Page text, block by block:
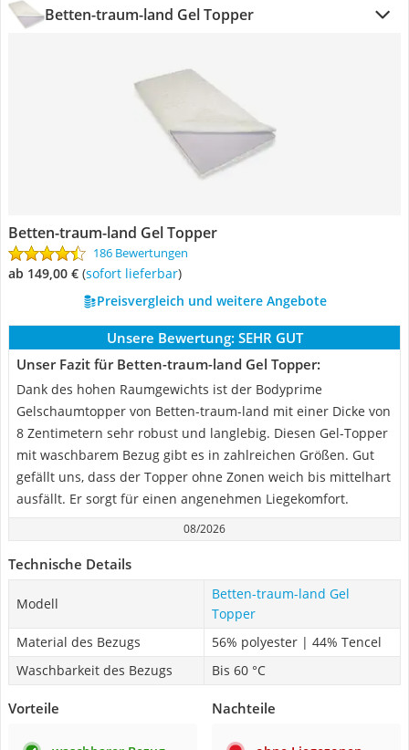
Betten-traum-land Gel Topper
Betten-traum-land Gel Topper
186 Bewertungen
ab 149,00 € ( Sofort lieferbar)
Preisvergleich und weitere Angebote
Unsere Bewertung: SEHR GUT
Unser Fazit für Betten-traum-land Gel Topper:
Dank des hohen Raumgewichts ist der Bodyprime
Gelschaumtopper von Betten-traum-land mit einer Dicke von
8 Zentimetern sehr robust und langlebig. Diesen Gel-Topper
mit waschbarem Bezug gibt es in zahlreichen Größen. Gut
gefällt uns, dass der Topper ohne Zonen weich bis mittelhart
ausfällt. Er sorgt für einen angenehmen Liegekomfort.
08/2026
Technische Details
Modell
Betten-traum-land Gel
Topper
Material des Bezugs
56% polyester | 44% Tencel
Waschbarkeit des Bezugs
Bis 60 °C
Vorteile Nachteile